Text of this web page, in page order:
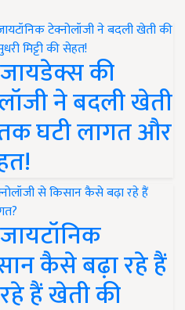
की
ने बदली खेती
घटी लागत और
कैसे बढ़ा रहे हैं
हैं खेती की